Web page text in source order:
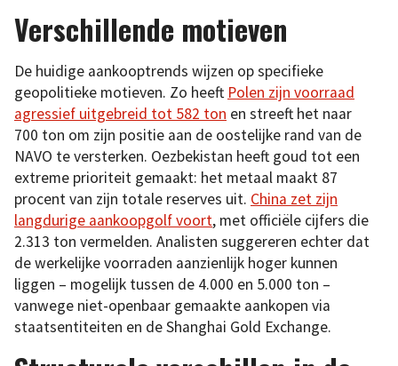
Verschillende motieven
De huidige aankooptrends wijzen op specifieke
geopolitieke motieven. Zo heeft Polen zijn voorraad
agressief uitgebreid tot 582 ton en streeft het naar
700 ton om zijn positie aan de oostelijke rand van de
NAVO te versterken. Oezbekistan heeft goud tot een
extreme prioriteit gemaakt: het metaal maakt 87
procent van zijn totale reserves uit. China zet zijn
langdurige aankoopgolf voort, met officiële cijfers die
2.313 ton vermelden. Analisten suggereren echter dat
de werkelijke voorraden aanzienlijk hoger kunnen
liggen – mogelijk tussen de 4.000 en 5.000 ton –
vanwege niet-openbaar gemaakte aankopen via
staatsentiteiten en de Shanghai Gold Exchange.